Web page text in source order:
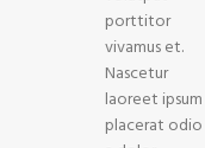
porttitor
vivamus et.
Nascetur
laoreet ipsum
placerat odio